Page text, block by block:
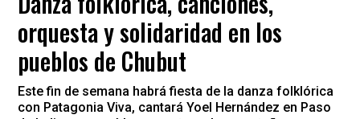
orquesta y solidaridad en los
pueblos de Chubut
Este fin de semana habrá fiesta de la danza folklórica
con Patagonia Viva, cantará Yoel Hernández en Paso